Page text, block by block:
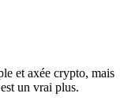
et axée crypto, mais
un vrai plus.